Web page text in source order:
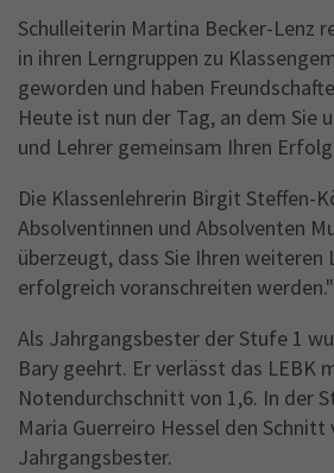
Schulleiterin Martina Becker-Lenz
in ihren Lerngruppen zu
geworden und haben
Heute ist nun der Tag, an dem Sie
und Lehrer gemeinsam Ihren
Die Klassenlehrerin Birgit Steffen-
Absolventinnen und Absolventen
überzeugt, dass Sie Ihren weiteren
erfolgreich voranschreiten werden."
Als Jahrgangsbester der Stufe 1
Bary geehrt. Er verlässt das LEBK
Notendurchschnitt von 1,6. In der
Maria Guerreiro Hessel den Schnitt
Jahrgangsbester.